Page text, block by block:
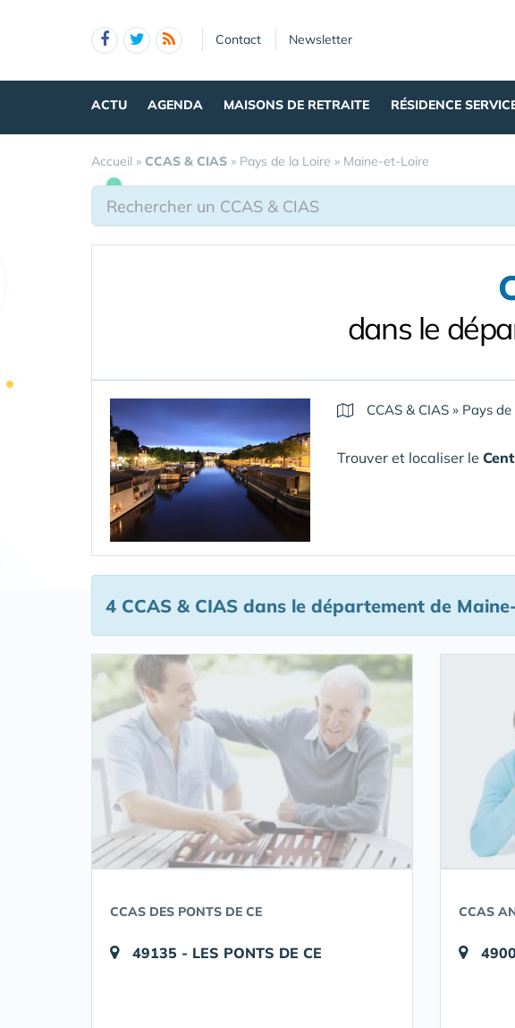
Contact Newsletter
ACTU AGENDA MAISONS DE RETRAITE RÉSIDENCE
Accueil » CCAS & CIAS » Pays de la Loire » Maine-et-Loire
dans le
CCAS & CIAS » Pays
Trouver et localiser le
4 CCAS & CIAS dans le département de
CCAS DES PONTS DE CE
49135 - LES PONTS DE CE
CCAS